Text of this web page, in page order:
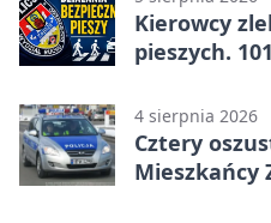
Kierowcy
pieszych.
4 sierpnia 2026
Cztery
Mieszkańcy